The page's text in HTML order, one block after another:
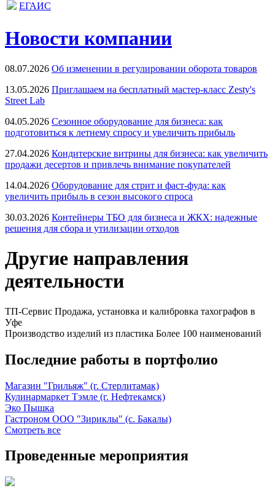
ЕГАИС
Новости компании
08.07.2026 Об изменении в регулировании оборота товаров
13.05.2026 Приглашаем на бесплатный мастер-класс Zesty's
Street Lab
04.05.2026 Сезонное оборудование для бизнеса: как
подготовиться к летнему спросу и увеличить прибыль
27.04.2026 Кондитерские витрины для бизнеса: как увеличить
продажи десертов и привлечь внимание покупателей
14.04.2026 Оборудование для стрит и фаст-фуда: как
увеличить прибыль в сезон высокого спроса
30.03.2026 Контейнеры ТБО для бизнеса и ЖКХ: надежные
решения для сбора и утилизации отходов
Другие направления
деятельности
ТП-Сервис Продажа, установка и калибровка тахографов в
Уфе
Производство изделий из пластика Более 100 наименований
Последние работы в портфолио
Магазин "Грильяж" (г. Стерлитамак)
Кулинармаркет Тэмле (г. Нефтекамск)
Эко Пышка
Гастроном ООО "Зириклы" (с. Бакалы)
Смотреть все
Проведенные мероприятия